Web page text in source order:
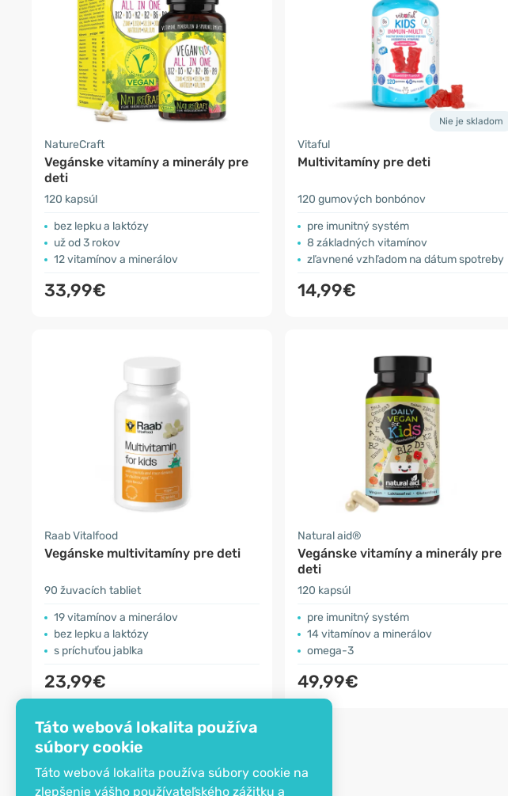
Táto webová lokalita používa
súbory cookie
Táto webová lokalita používa súbory cookie na
zlepšenie vášho používateľského zážitku a
NatureCraft
Vegánske vitamíny a minerály pre
deti
120 kapsúl
bez lepku a laktózy
už od 3 rokov
12 vitamínov a minerálov
33,99€
Nie je skladom
Vitaful
Multivitamíny pre deti
120 gumových bonbónov
pre imunitný systém
8 základných vitamínov
zľavnené vzhľadom na dátum spotreby
14,99€
Raab Vitalfood
Vegánske multivitamíny pre deti
90 žuvacích tabliet
19 vitamínov a minerálov
bez lepku a laktózy
s príchuťou jablka
23,99€
Natural aid®
Vegánske vitamíny a minerály pre
deti
120 kapsúl
pre imunitný systém
14 vitamínov a minerálov
omega-3
49,99€